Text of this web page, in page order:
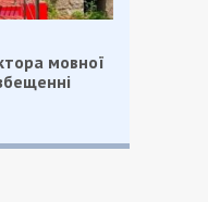
мовної